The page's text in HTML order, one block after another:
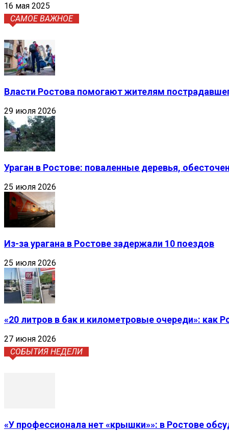
16 мая 2025
САМОЕ ВАЖНОЕ
Власти Ростова помогают жителям
29 июля 2026
Ураган в Ростове: поваленные деревья,
25 июля 2026
Из-за урагана в Ростове задержали 10 поездов
25 июля 2026
«20 литров в бак и километровые очереди»: как
27 июня 2026
СОБЫТИЯ НЕДЕЛИ
«У профессионала нет «крышки»»: в Ростове